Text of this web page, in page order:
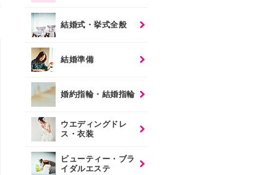
結婚式・挙式全般
結婚準備
婚約指輪・結婚指輪
ウエディングドレ
ス・衣装
ビューティー・ブラ
イダルエステ